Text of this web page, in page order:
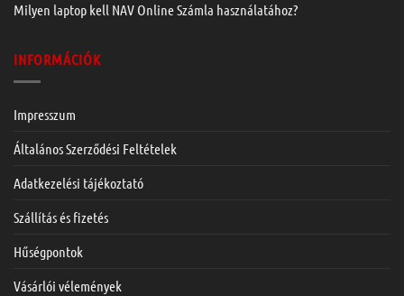
Milyen laptop kell NAV Online Számla használatához?
INFORMÁCIÓK
Impresszum
Általános Szerződési Feltételek
Adatkezelési tájékoztató
Szállítás és fizetés
Hűségpontok
Vásárlói vélemények